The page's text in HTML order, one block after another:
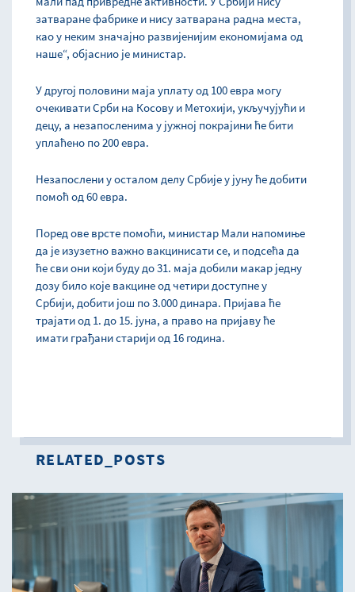
затваране фабрике и нису затварана радна места,
као у неким значајно развијенијим економијама од
наше“, објаснио је министар.
У другој половини маја уплату од 100 евра могу
очекивати Срби на Косову и Метохији, укључујући и
децу, а незапосленима у јужној покрајини ће бити
уплаћено по 200 евра.
Незапослени у осталом делу Србије у јуну ће добити
помоћ од 60 евра.
Поред ове врсте помоћи, министар Мали напомиње
да је изузетно важно вакцинисати се, и подсећа да
ће сви они који буду до 31. маја добили макар једну
дозу било које вакцине од четири доступне у
Србији, добити још по 3.000 динара. Пријава ће
трајати од 1. до 15. јуна, а право на пријаву ће
имати грађани старији од 16 година.
RELATED_POSTS